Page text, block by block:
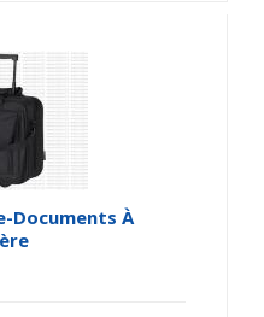
Documents À